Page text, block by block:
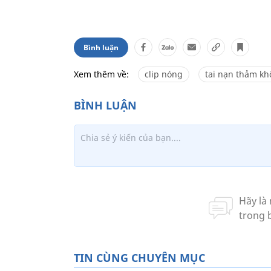
Bình luận
Xem thêm về: clip nóng tai nạn thảm
TIN CÙNG CHUYÊN MỤC